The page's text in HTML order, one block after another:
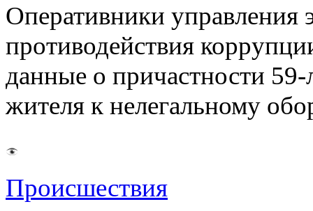
Оперативники управления
противодействия
данные о причастности 59-
жителя к нелегальному
Происшествия